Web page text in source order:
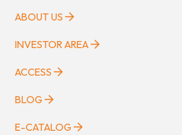
ABOUT US
INVESTOR AREA
ACCESS
BLOG
E-CATALOG